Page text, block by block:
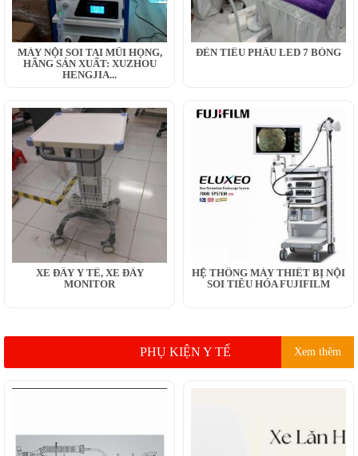
MÁY NỘI SOI TAI MŨI HỌNG,
HÃNG SẢN XUẤT: XUZHOU
HENGJIA...
ĐÈN TIỂU PHẪU LED 7 BÓNG
XE ĐẨY Y TẾ, XE ĐẨY
MONITOR
HỆ THỐNG MÁY THIẾT BỊ NỘI
SOI TIÊU HÓA FUJIFILM
PHỤ KIỆN Y TẾ Xem thêm